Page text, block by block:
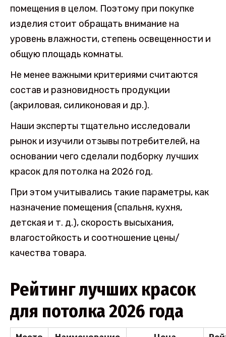
помещения в целом. Поэтому при покупке
изделия стоит обращать внимание на
уровень влажности, степень освещенности и
общую площадь комнаты.
Не менее важными критериями считаются
состав и разновидность продукции
(акриловая, силиконовая и др.).
Наши эксперты тщательно исследовали
рынок и изучили отзывы потребителей, на
основании чего сделали подборку лучших
красок для потолка на 2026 год.
При этом учитывались такие параметры, как
назначение помещения (спальня, кухня,
детская и т. д.), скорость высыхания,
влагостойкость и соотношение цены/
качества товара.
Рейтинг лучших красок
для потолка 2026 года